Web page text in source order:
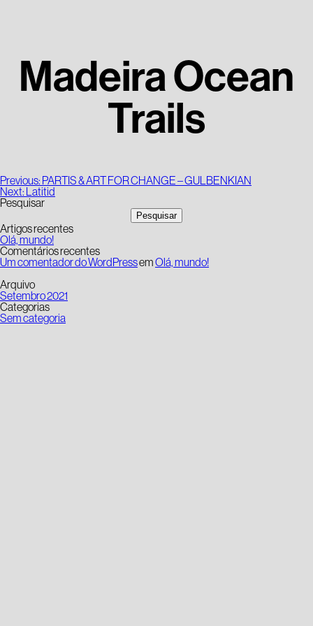
Madeira Ocean
Trails
Navegação
de
artigos
Previous: PARTIS & ART FOR CHANGE – GULBENKIAN
Next: Latitid
Pesquisar
Pesquisar
Artigos recentes
Olá, mundo!
Comentários recentes
Um comentador do WordPressemOlá, mundo!
Arquivo
Setembro 2021
Categorias
Sem categoria